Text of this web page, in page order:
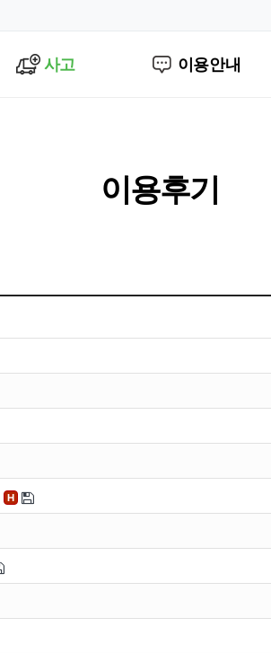
사고 이용안내
이용후기
H